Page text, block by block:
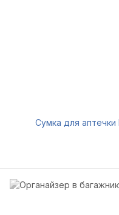
Сумка для аптечки